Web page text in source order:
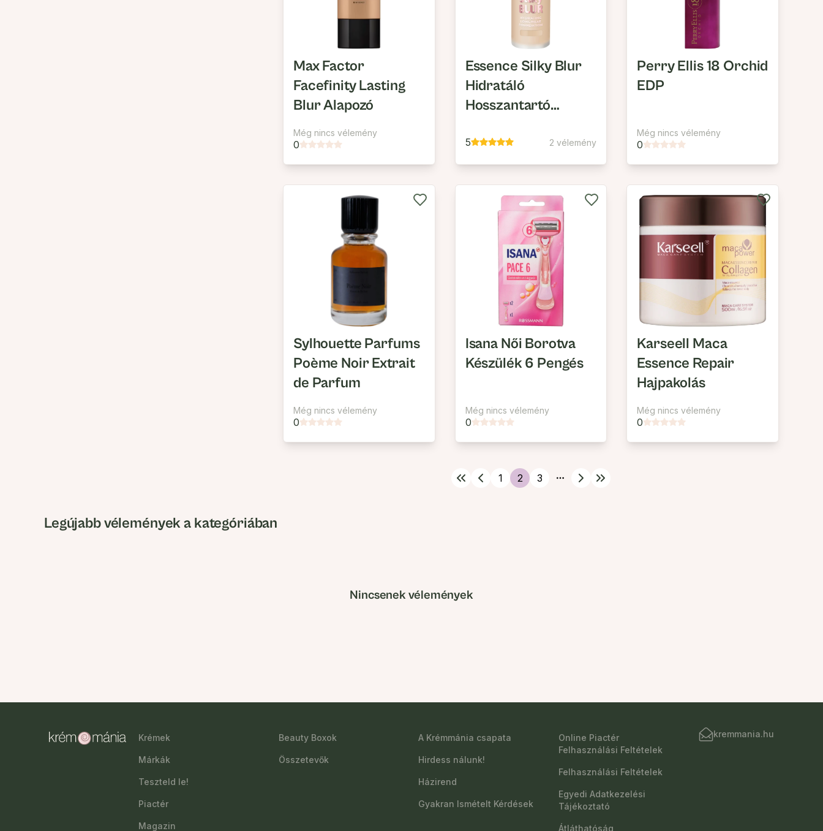
Max Factor
Facefinity Lasting
Blur Alapozó
0
Még nincs vélemény
Essence Silky Blur
Hidratáló
Hosszantartó
5 2 vélemény
Perry Ellis 18 Orchid
EDP
0
Még nincs vélemény
Sylhouette Parfums
Poème Noir Extrait
de Parfum
0
Még nincs vélemény
Isana Női Borotva
Készülék 6 Pengés
0
Még nincs vélemény
Karseell Maca
Essence Repair
Hajpakolás
0
Még nincs vélemény
1 2 3
More pages
Legújabb vélemények a kategóriában
Nincsenek vélemények
Krémek
Márkák
Teszteld le!
Piactér
Magazin
Beauty Boxok
Összetevők
A Krémmánia csapata
Hirdess nálunk!
Házirend
Gyakran Ismételt Kérdések
Online Piactér
Felhasználási Feltételek
Felhasználási Feltételek
Egyedi Adatkezelési
Tájékoztató
Átláthatóság
kremmania.hu